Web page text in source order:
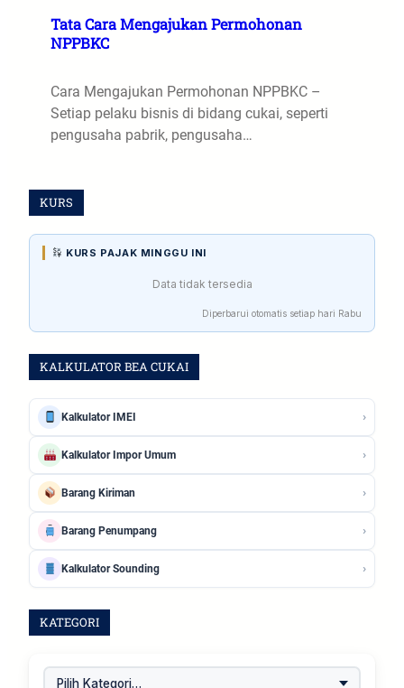
Tata Cara Mengajukan Permohonan
NPPBKC
Cara Mengajukan Permohonan NPPBKC –
Setiap pelaku bisnis di bidang cukai, seperti
pengusaha pabrik, pengusaha…
KURS
KURS PAJAK MINGGU INI
Data tidak tersedia
Diperbarui otomatis setiap hari Rabu
KALKULATOR BEA CUKAI
Kalkulator IMEI ›
Kalkulator Impor Umum ›
Barang Kiriman ›
Barang Penumpang ›
Kalkulator Sounding ›
KATEGORI